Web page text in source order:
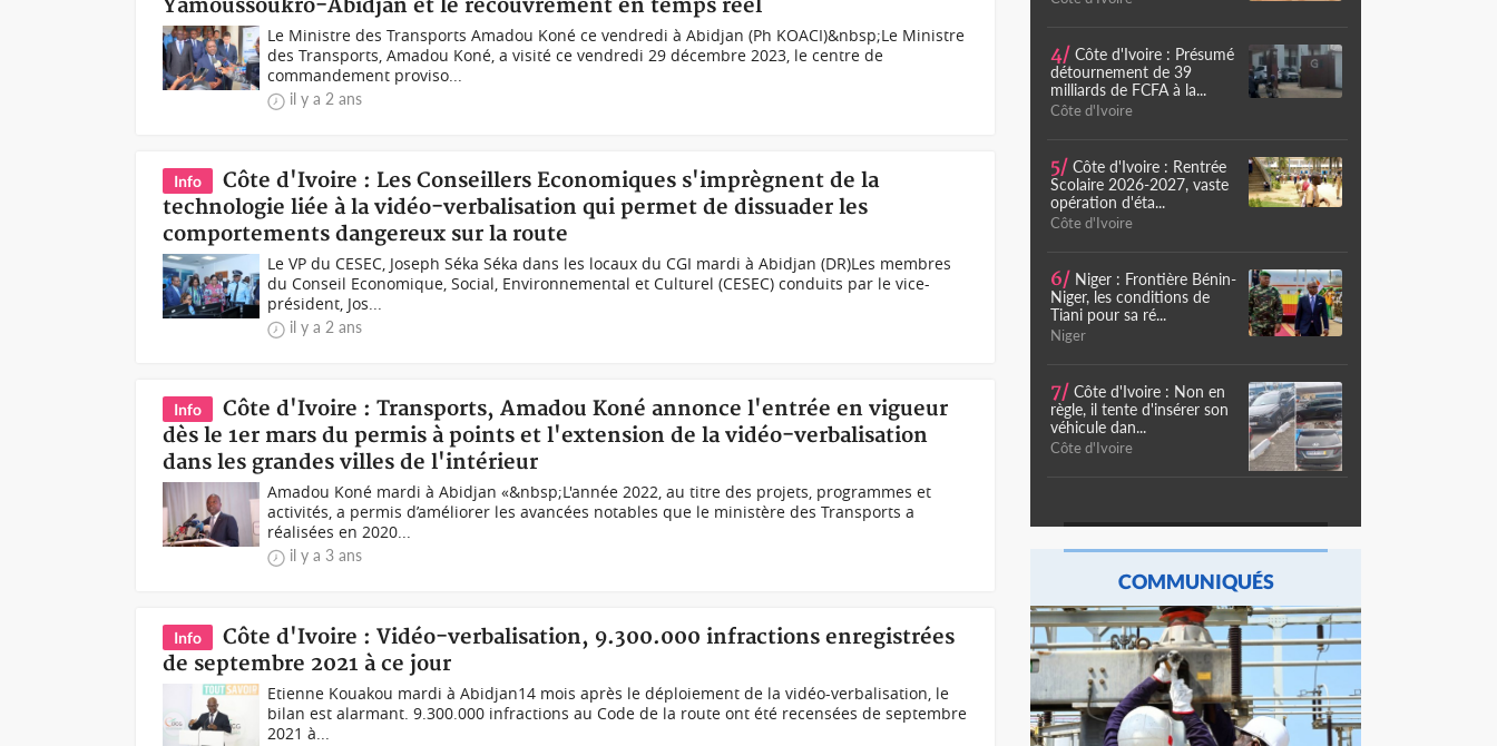
Yamoussoukro-Abidjan et le recouvrement en temps réel
Le Ministre des Transports Amadou Koné ce vendredi à Abidjan (Ph KOACI)&nbsp;Le Ministre
des Transports, Amadou Koné, a visité ce vendredi 29 décembre 2023, le centre de
commandement proviso...
il y a 2 ans
Info
Côte d'Ivoire : Les Conseillers Economiques s'imprègnent de la
technologie liée à la vidéo-verbalisation qui permet de dissuader les
comportements dangereux sur la route
Le VP du CESEC, Joseph Séka Séka dans les locaux du CGI mardi à Abidjan (DR)Les membres
du Conseil Economique, Social, Environnemental et Culturel (CESEC) conduits par le vice-
président, Jos...
il y a 2 ans
Info
Côte d'Ivoire : Transports, Amadou Koné annonce l'entrée en vigueur
dès le 1er mars du permis à points et l'extension de la vidéo-verbalisation
dans les grandes villes de l'intérieur
Amadou Koné mardi à Abidjan «&nbsp;L'année 2022, au titre des projets, programmes et
activités, a permis d’améliorer les avancées notables que le ministère des Transports a
réalisées en 2020...
il y a 3 ans
Info
Côte d'Ivoire : Vidéo-verbalisation, 9.300.000 infractions enregistrées
de septembre 2021 à ce jour
Etienne Kouakou mardi à Abidjan14 mois après le déploiement de la vidéo-verbalisation, le
bilan est alarmant. 9.300.000 infractions au Code de la route ont été recensées de septembre
2021 à...
4/ Côte d'Ivoire : Présumé
détournement de 39
milliards de FCFA à la...
Côte d'Ivoire
5/ Côte d'Ivoire : Rentrée
Scolaire 2026-2027, vaste
opération d'éta...
Côte d'Ivoire
6/ Niger : Frontière Bénin-
Niger, les conditions de
Tiani pour sa ré...
Niger
7/ Côte d'Ivoire : Non en
règle, il tente d'insérer son
véhicule dan...
Côte d'Ivoire
COMMUNIQUÉS